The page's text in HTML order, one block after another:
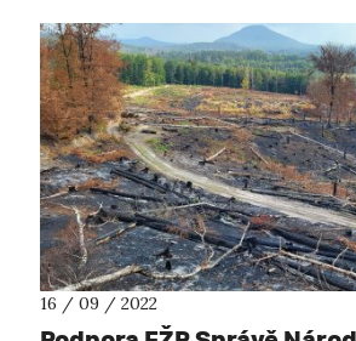
16 / 09 / 2022